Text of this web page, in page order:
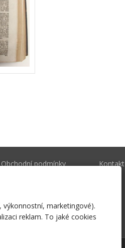
Obchodní podmínky
Kontakt
marketingové).
reklam. To jaké cookies